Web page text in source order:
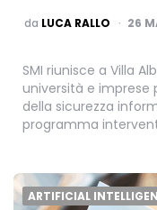
PUBBLICATO
da LUCA RALLO 26
SMI riunisce a Villa
università e imprese
della sicurezza
programma
ARTIFICIAL